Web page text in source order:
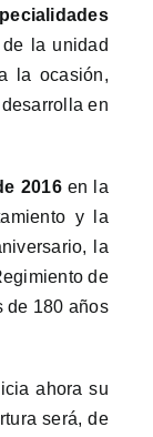
la unidad
la ocasión,
en
2016en la
y la
la
de
de 180 años
ahora su
será, de